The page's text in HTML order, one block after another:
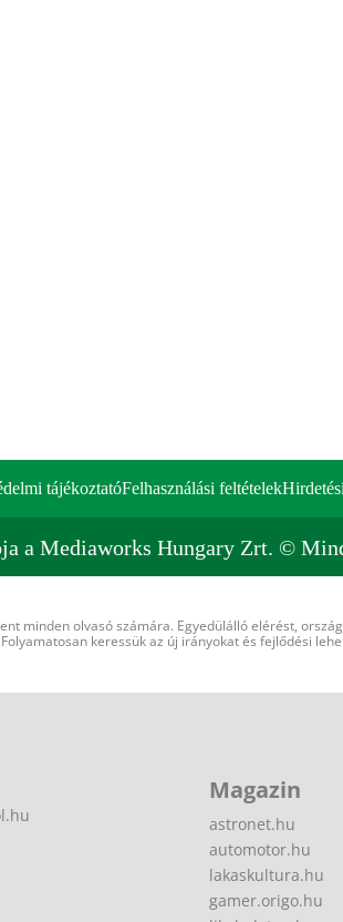
tájékoztatóFelhasználási feltételek
a Mediaworks Hungary Zrt. ©
minden olvasó számára. Egyedülálló elérést,
keressük az új irányokat és fejlődési
Magazin
astronet.hu
automotor.hu
lakaskultura.hu
gamer.origo.hu